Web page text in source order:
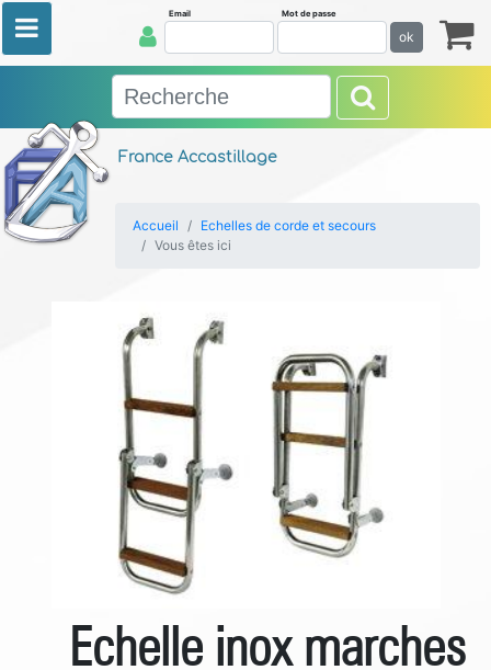
France Accastillage
Email Mot de passe
ok
Accueil
Echelles de corde et secours
Vous êtes ici
Echelle inox marches